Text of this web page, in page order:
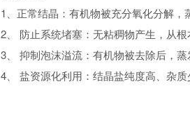
1、正常结晶：有机物被充分氧化分解，
2、 防止系统堵塞：无粘稠物产生，从
3、 抑制泡沫溢流：有机物被去除后，
4、 盐资源化利用：结晶盐纯度高、杂质